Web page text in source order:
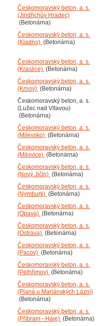
Českomoravský beton, a. s.
(Jindřichův Hradec)
(Betonárna)
Českomoravský beton, a. s.
(Kladno) (Betonárna)
Českomoravský beton, a. s.
(Kraslice) (Betonárna)
Českomoravský beton, a. s.
(Krnov) (Betonárna)
Českomoravský beton, a. s.
(Lužec nad Vltavou)
(Betonárna)
Českomoravský beton, a. s.
(Milevsko) (Betonárna)
Českomoravský beton, a. s.
(Milovice) (Betonárna)
Českomoravský beton, a. s.
(Nový Jičín) (Betonárna)
Českomoravský beton, a. s.
(Nymburk) (Betonárna)
Českomoravský beton, a. s.
(Opava) (Betonárna)
Českomoravský beton, a. s.
(Ostrava) (Betonárna)
Českomoravský beton, a. s.
(Pacov) (Betonárna)
Českomoravský beton, a. s.
(Pelhřimov) (Betonárna)
Českomoravský beton, a. s.
(Planá u Mariánských Lázní)
(Betonárna)
Českomoravský beton, a. s.
(Příbram - Háje) (Betonárna)